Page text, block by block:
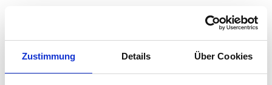
Zustimmung Details Über Cookies
Die Wohnung bietet ein großzügiges Wohn- und Esszimmer mit
offener Küche und Zugang zum Balkon, drei gut geschnittene
Schlafzimmer, zwei modern ausgestattete Badezi...
Weiterlesen...